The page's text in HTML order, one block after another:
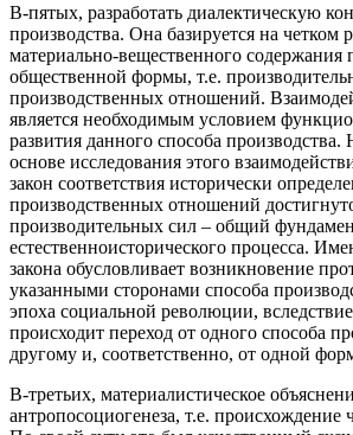
В-пятых, разработать диалектическую
производства. Она базируется на четком
материально-вещественного содержания
общественной формы, т.е.
производственных отношений.
является необходимым условием
развития данного способа
основе исследования этого
закон соответствия исторически
производственных отношений
производительных сил – общий
естественноисторического процесса.
закона обусловливает возникновение
указанными сторонами способа
эпоха социальной революции,
происходит переход от одного способа
другому и, соответственно, от одной
В-третьих, материалистическое
антропосоциогенеза, т.е. происхождение